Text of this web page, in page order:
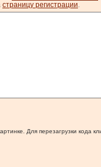
страницу регистрации.
Для перезагрузки кода